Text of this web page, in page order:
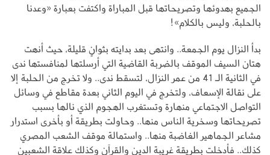
الجميع بهدوئها وتصريحاتها قبل المباراة واكتفت بعبارة «وعدنا
بالحلبة، وليس بالكلام»!
بدأ النزال يوم الجمعة.. وانتهى بعد بدايته بثوانٍ قليلة، حيث أنهت
هتان السيف الموقف بالضربة القاضية التي أرسلتها لمنافستها ندى
في الثانية الـ 41 من عمر النزال، لتسقط ندى.. ولا تخرج من الحلبة إلا
على نقالة الإسعاف، ولتخرج في اليوم الثاني بعدة مقاطع في وسائل
التواصل الاجتماعي منهارة وتستغرب الهجوم الذي نالها بسبب
تصريحاتها وسخرية الناس منها.. وحاولت بطريقة أو بأخرى استدرار
مشاعر الجماهير الغاضبة منها.. واستمالة موقف الشعب المصري
كذلك.. فأدخلت بطريقة غريبة الدين والقرآن وكذلك علاقة الشعبين